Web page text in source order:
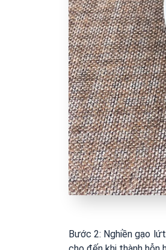
Bước 2: Nghiền gạo